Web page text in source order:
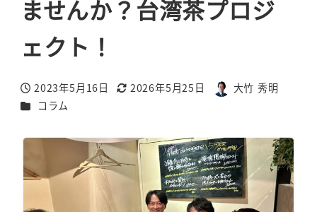
ませんか？台湾茶プロジ
ェクト！
投稿日
2023年5月16日
更新日
2026年5月25日
著
大竹 秀明
カテゴリー
コラム